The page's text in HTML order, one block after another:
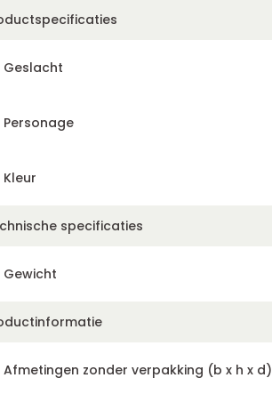
Geslacht
Personage
Kleur
specificaties
Gewicht
Afmetingen zonder verpakking (b x h x d)